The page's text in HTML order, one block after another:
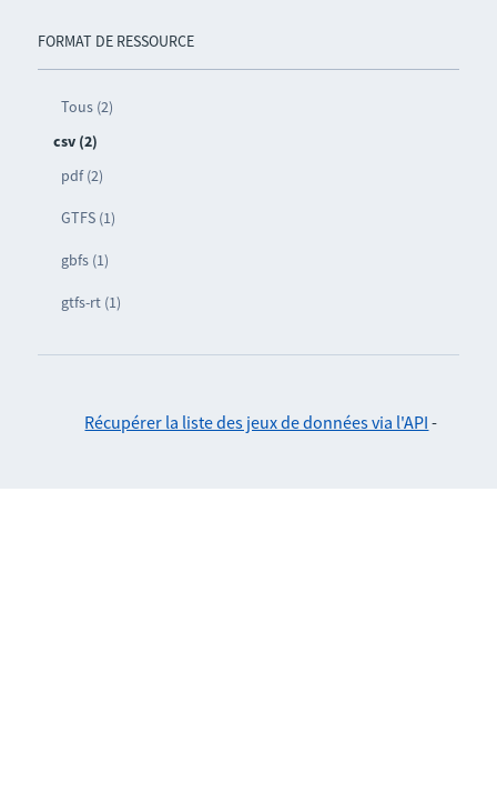
FORMAT DE RESSOURCE
Tous (2)
csv (2)
pdf (2)
GTFS (1)
gbfs (1)
gtfs-rt (1)
Récupérer la liste des jeux de données via l'API -